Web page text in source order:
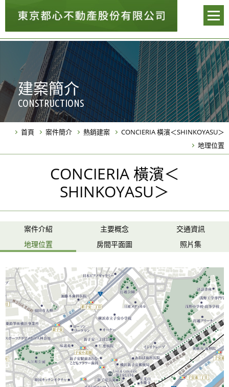
建案簡介
CONSTRUCTIONS
首頁 案件簡介 熱銷建案
CONCIERIA 橫濱＜SHINKOYASU＞
地理位置
CONCIERIA 橫濱＜
SHINKOYASU＞
案件介紹 主要概念
交通資訊
地理位置
房間平面圖 照片集